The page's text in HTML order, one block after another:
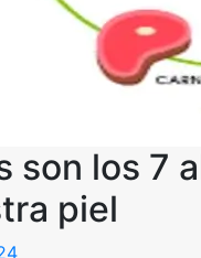
son los 7
piel